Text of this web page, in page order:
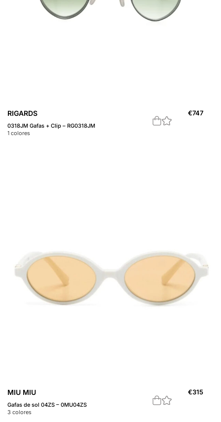
RIGARDS
0318JM Gafas + Clip – RG0318JM
1 colores
€747
MIU MIU
Gafas de sol 04ZS – 0MU04ZS
3 colores
€315